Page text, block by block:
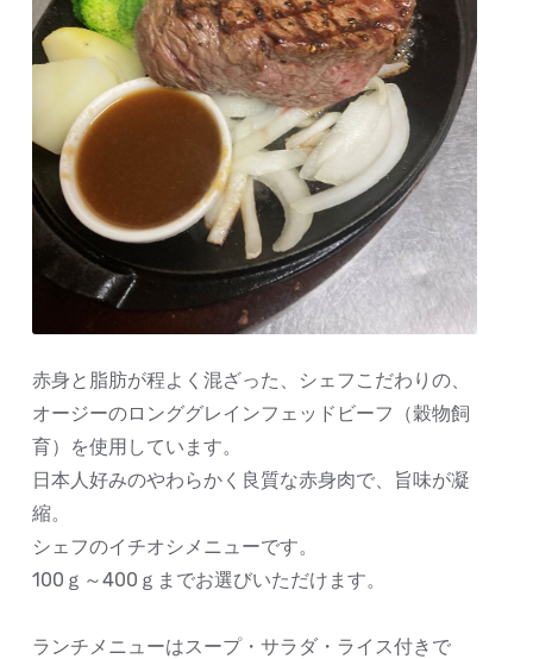
赤身と脂肪が程よく混ざった、シェフこだわりの、
オージーのロンググレインフェッドビーフ（穀物飼
育）を使用しています。
日本人好みのやわらかく良質な赤身肉で、旨味が凝
縮。
シェフのイチオシメニューです。
100ｇ～400ｇまでお選びいただけます。
ランチメニューはスープ・サラダ・ライス付きで